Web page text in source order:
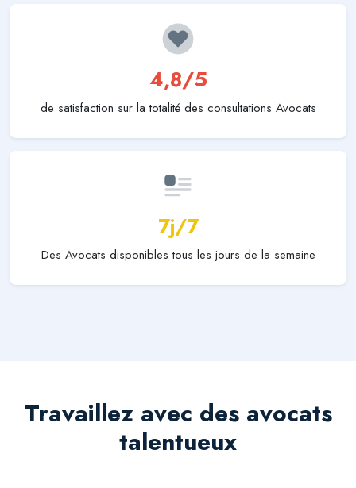
4,8/5
de satisfaction sur la totalité des consultations Avocats
7j/7
Des Avocats disponibles tous les jours de la semaine
Travaillez avec des avocats
talentueux